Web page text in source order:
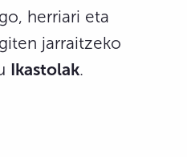
herriari eta
jarraitzeko
Ikastolak.